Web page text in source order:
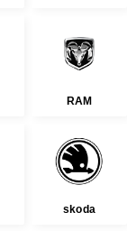
RAM
skoda